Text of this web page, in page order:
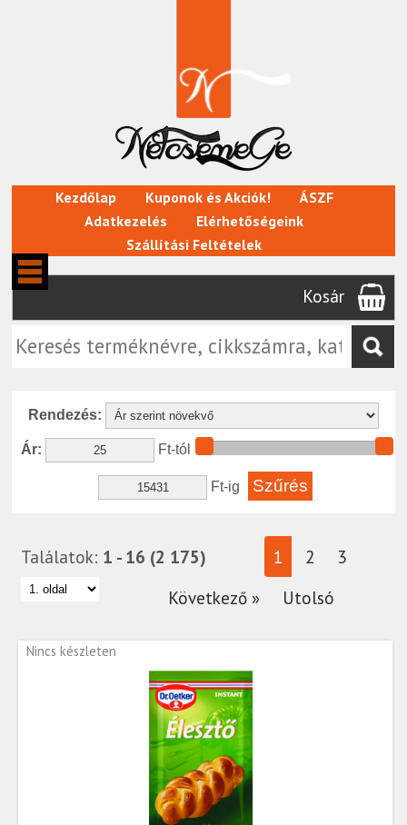
Kezdőlap Kuponok és Akciók!
ÁSZF
Adatkezelés
Elérhetőségeink
Szállítási Feltételek
Kosár
Rendezés:
Ár: Ft-tól
Ft-ig
Találatok: 1 - 16 (2 175) 1 2
3
Következő »
Utolsó
Nincs készleten